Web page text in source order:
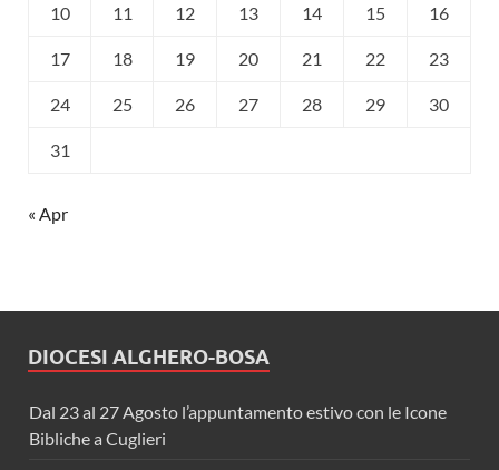
10 11 12 13 14 15 16
17 18 19 20 21 22 23
24 25 26 27 28 29 30
31
« Apr
DIOCESI ALGHERO-BOSA
Dal 23 al 27 Agosto l’appuntamento estivo con le Icone
Bibliche a Cuglieri